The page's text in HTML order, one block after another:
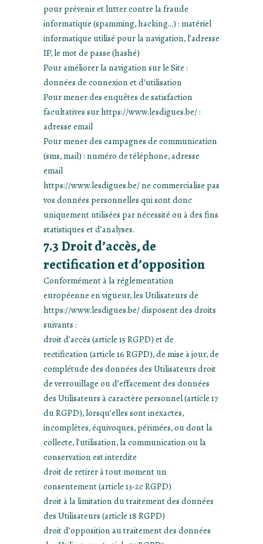
pour prévenir et lutter contre la fraude
informatique (spamming, hacking…) : matériel
informatique utilisé pour la navigation, l’adresse
IP, le mot de passe (hashé)
Pour améliorer la navigation sur le Site :
données de connexion et d’utilisation
Pour mener des enquêtes de satisfaction
facultatives sur https://www.lesdigues.be/ :
adresse email
Pour mener des campagnes de communication
(sms, mail) : numéro de téléphone, adresse
email
https://www.lesdigues.be/ ne commercialise pas
vos données personnelles qui sont donc
uniquement utilisées par nécessité ou à des fins
statistiques et d’analyses.
7.3 Droit d’accès, de
rectification et d’opposition
Conformément à la réglementation
européenne en vigueur, les Utilisateurs de
https://www.lesdigues.be/ disposent des droits
suivants :
droit d’accès (article 15 RGPD) et de
rectification (article 16 RGPD), de mise à jour, de
complétude des données des Utilisateurs droit
de verrouillage ou d’effacement des données
des Utilisateurs à caractère personnel (article 17
du RGPD), lorsqu’elles sont inexactes,
incomplètes, équivoques, périmées, ou dont la
collecte, l’utilisation, la communication ou la
conservation est interdite
droit de retirer à tout moment un
consentement (article 13-2c RGPD)
droit à la limitation du traitement des données
des Utilisateurs (article 18 RGPD)
droit d’opposition au traitement des données